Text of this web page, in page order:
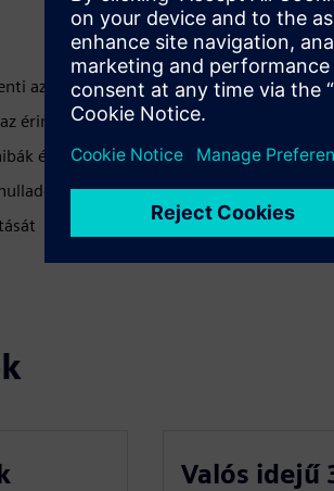
az értékesítési ciklust
érintőpontok számának csökkentésével
és hiányosságok minimalizálásával
és biztosítja az anyagok
Valós idejű